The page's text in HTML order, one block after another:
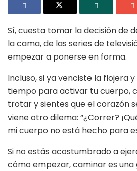
Sí, cuesta tomar la decisión de
la cama, de las series de
empezar a ponerse en forma.
Incluso, si ya venciste la flojera
tiempo para activar tu cuerpo,
trotar y sientes que el corazón
viene otro dilema: “¿Correr?
mi cuerpo no está hecho para
Si no estás acostumbrado a
cómo empezar, caminar es